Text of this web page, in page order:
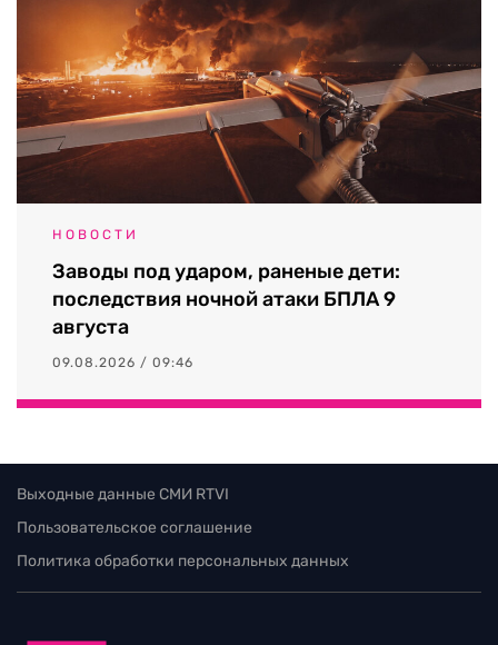
НОВОСТИ
Заводы под ударом, раненые дети:
последствия ночной атаки БПЛА 9
августа
09.08.2026 / 09:46
Выходные данные СМИ RTVI
Пользовательское соглашение
Политика обработки персональных данных